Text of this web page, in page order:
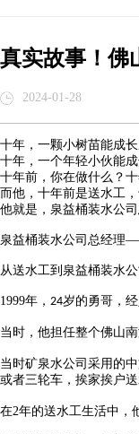
真实故事！佛
2024-01-28
十年，一颗小树苗能成长
十年，一个年轻小伙能成
十年前，你在做什么？
而他，十年前是送水工
他就是，泉益桶装水公司
泉益桶装水公司 总经理
从送水工到 泉益桶装水公
1999年， 24岁的勇哥 ，
当时，他担任整个佛山
当时矿泉水公司采用的
或者三轮车，挨家挨户
在2年的送水工生活中，